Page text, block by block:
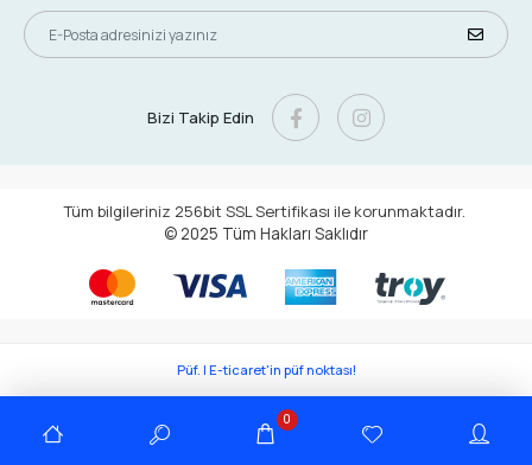
Bizi Takip Edin
Tüm bilgileriniz 256bit SSL Sertifikası ile korunmaktadır.
© 2025 Tüm Hakları Saklıdır
0
Püf. | E-ticaret'in püf noktası!